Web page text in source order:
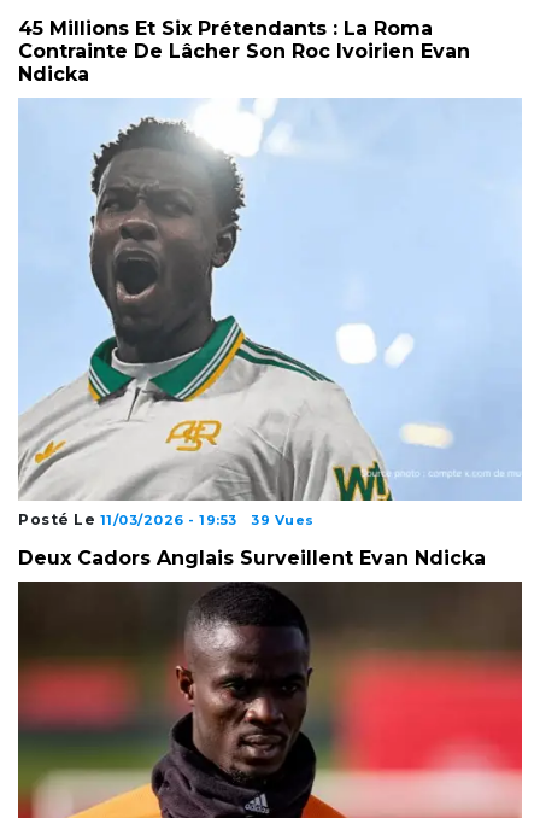
45 Millions Et Six Prétendants : La Roma
Contrainte De Lâcher Son Roc Ivoirien Evan
Ndicka
Posté Le 11/03/2026 - 19:53 39 Vues
Deux Cadors Anglais Surveillent Evan Ndicka